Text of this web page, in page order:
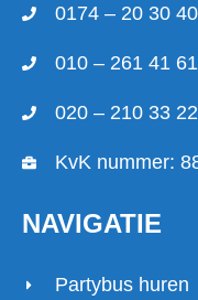
0174 – 20 30 40
010 – 261 41 61
020 – 210 33 22
KvK nummer:
NAVIGATIE
Partybus huren